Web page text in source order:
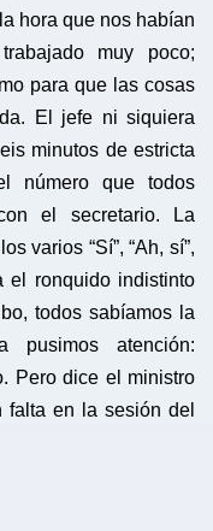
hora que nos habían
muy poco;
para que las cosas
El jefe ni siquiera
minutos de estricta
número que todos
el secretario. La
varios “Sí”, “Ah, sí”,
el ronquido indistinto
todos sabíamos la
pusimos atención:
Pero dice el ministro
falta en la sesión del